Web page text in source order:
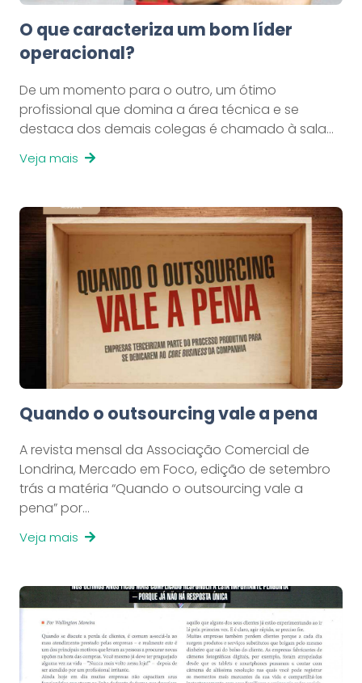
O que caracteriza um bom líder
operacional?
De um momento para o outro, um ótimo
profissional que domina a área técnica e se
destaca dos demais colegas é chamado à sala…
Veja mais
Quando o outsourcing vale a pena
A revista mensal da Associação Comercial de
Londrina, Mercado em Foco, edição de setembro
trás a matéria “Quando o outsourcing vale a
pena” por…
Veja mais